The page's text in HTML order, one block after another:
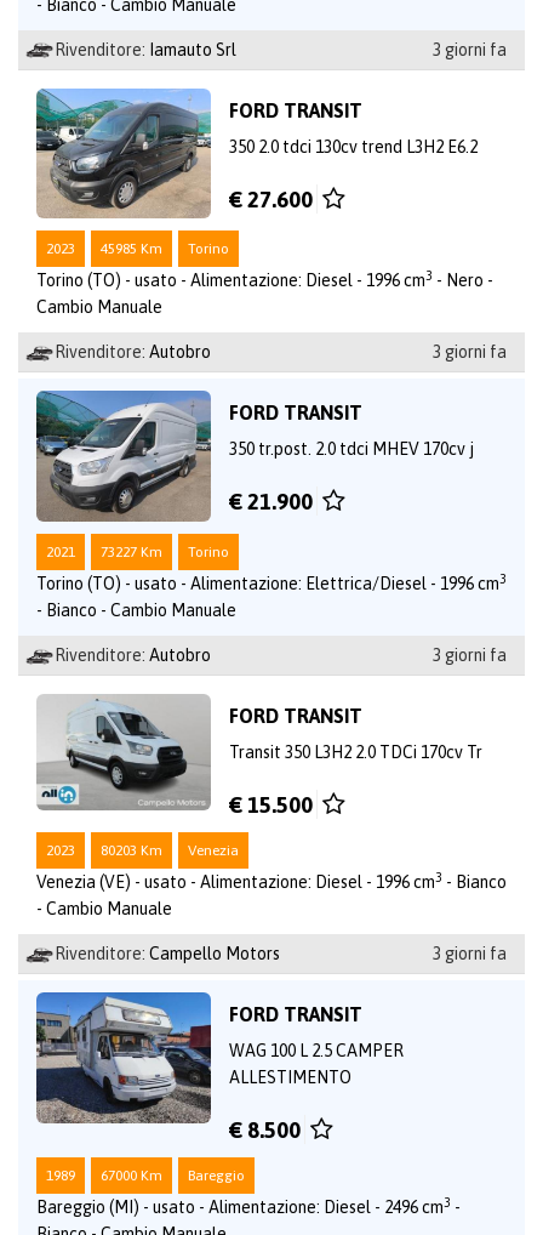
- Bianco - Cambio Manuale
Rivenditore: Iamauto Srl 3 giorni fa
FORD TRANSIT
350 2.0 tdci 130cv trend L3H2 E6.2
€ 27.600
2023 45985 Km Torino
Torino (TO) - usato - Alimentazione: Diesel - 1996 cm3 - Nero -
Cambio Manuale
Rivenditore: Autobro 3 giorni fa
FORD TRANSIT
350 tr.post. 2.0 tdci MHEV 170cv j
€ 21.900
2021 73227 Km Torino
Torino (TO) - usato - Alimentazione: Elettrica/Diesel - 1996 cm3
- Bianco - Cambio Manuale
Rivenditore: Autobro 3 giorni fa
FORD TRANSIT
Transit 350 L3H2 2.0 TDCi 170cv Tr
€ 15.500
2023 80203 Km Venezia
Venezia (VE) - usato - Alimentazione: Diesel - 1996 cm3 - Bianco
- Cambio Manuale
Rivenditore: Campello Motors 3 giorni fa
FORD TRANSIT
WAG 100 L 2.5 CAMPER
ALLESTIMENTO
€ 8.500
1989 67000 Km Bareggio
Bareggio (MI) - usato - Alimentazione: Diesel - 2496 cm3 -